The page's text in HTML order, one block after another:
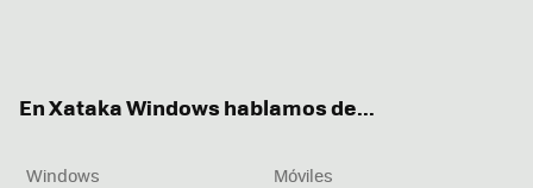
En Xataka Windows hablamos de...
Windows
Móviles